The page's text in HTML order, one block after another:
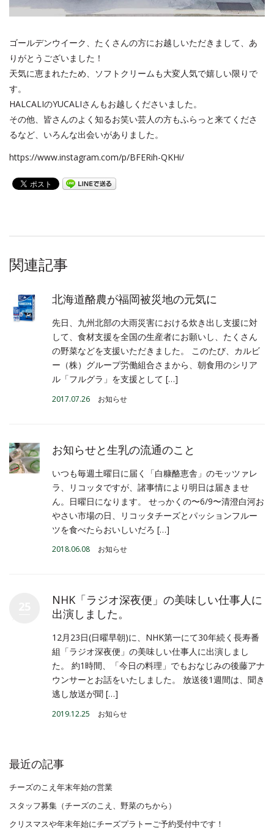
ゴールデンウイーク、たくさんの方にお越しいただきまして、あ
りがとうございました！
天気に恵まれたため、ソフトクリームも大変人気で嬉しい限りで
す。
HALCALIのYUCALIさんもお越しくださいました。
その他、皆さんのよく知るお笑い芸人の方もふらっと来てくださ
るなど、いろんな出会いがありました。
https://www.instagram.com/p/BFERih-QKHi/
関連記事
北海道酪農が福岡被災地の元気に
先日、九州北部の大雨災害における炊き出し支援に対
して、食材支援を全国の生産者にお願いし、たくさん
の野菜などを支援いただきました。 このたび、カルビ
ー（株）グループ労働組合さまから、朝食用のシリア
ル「フルグラ」を支援として […]
2017.07.26 お知らせ
お知らせと生乳の流通のこと
いつも毎週土曜日に届く「白糠酪恵舎」のモッツァレ
ラ、リコッタですが、諸事情により明日は届きませ
ん。日曜日になります。 せっかくの〜6/9〜清澄白河お
やさい市場の日、リコッタチーズとパッションフルー
ツを食べたらおいしいだろ […]
2018.06.08 お知らせ
NHK「ラジオ深夜便」の美味しい仕事人に
出演しました。
12月23日(日曜早朝)に、NHK第一にて30年続く長寿番
組「ラジオ深夜便」の美味しい仕事人に出演しまし
た。 約1時間、「今日の料理」でもおなじみの後藤アナ
ウンサーとお話をいたしました。 放送後1週間は、聞き
逃し放送が聞 […]
2019.12.25 お知らせ
最近の記事
チーズのこえ年末年始の営業
スタッフ募集（チーズのこえ、野菜のちから）
クリスマスや年末年始にチーズプラトーご予約受付中です！